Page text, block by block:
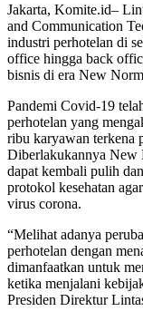
Jakarta, Komite.id–
and Communication
industri perhotelan di
office hingga back
bisnis di era New
Pandemi Covid-19
perhotelan yang
ribu karyawan terkena
Diberlakukannya New
dapat kembali pulih
protokol kesehatan
virus corona.
“Melihat adanya
perhotelan dengan
dimanfaatkan untuk
ketika menjalani
Presiden Direktur